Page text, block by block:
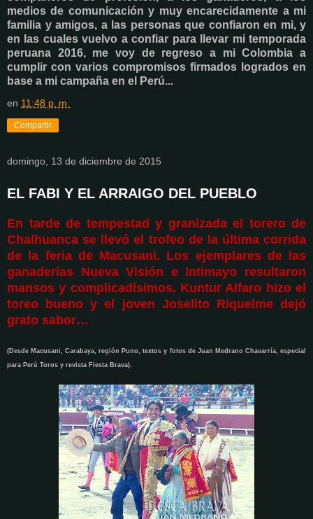
medios de comunicación y muy encarecidamente a mi
familia y amigos, a las personas que confiaron en mi, y
en las cuales vuelvo a confiar para llevar mi temporada
peruana 2016, me voy de regreso a mi Colombia a
cumplir con varios compromisos firmados logrados en
base a mi campaña en el Perú...
en 11:48 p. m.
Compartir
domingo, 13 de diciembre de 2015
EL FABI Y EL ARRAIGO DEL PUEBLO
En tarde de tempestad y granizada el torero de
Chalhuanca se llevó el trofeo de la última corrida
de la feria de Macusani. Los ejemplares de las
ganaderías Nueva Visión e Intimayo resultaron
mansos y complicadísimos. Kuntur Alfaro hizo el
toreo bueno y el joven Joselito Riquelme dejó
grato sabor…
(Desde Macusani, Carabaya, región Puno, textos y fotos de Juan Medrano Chavarría, especial
para Perú Toros y revista Fiesta Brava).